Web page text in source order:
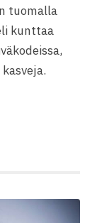
tuomalla
kunttaa